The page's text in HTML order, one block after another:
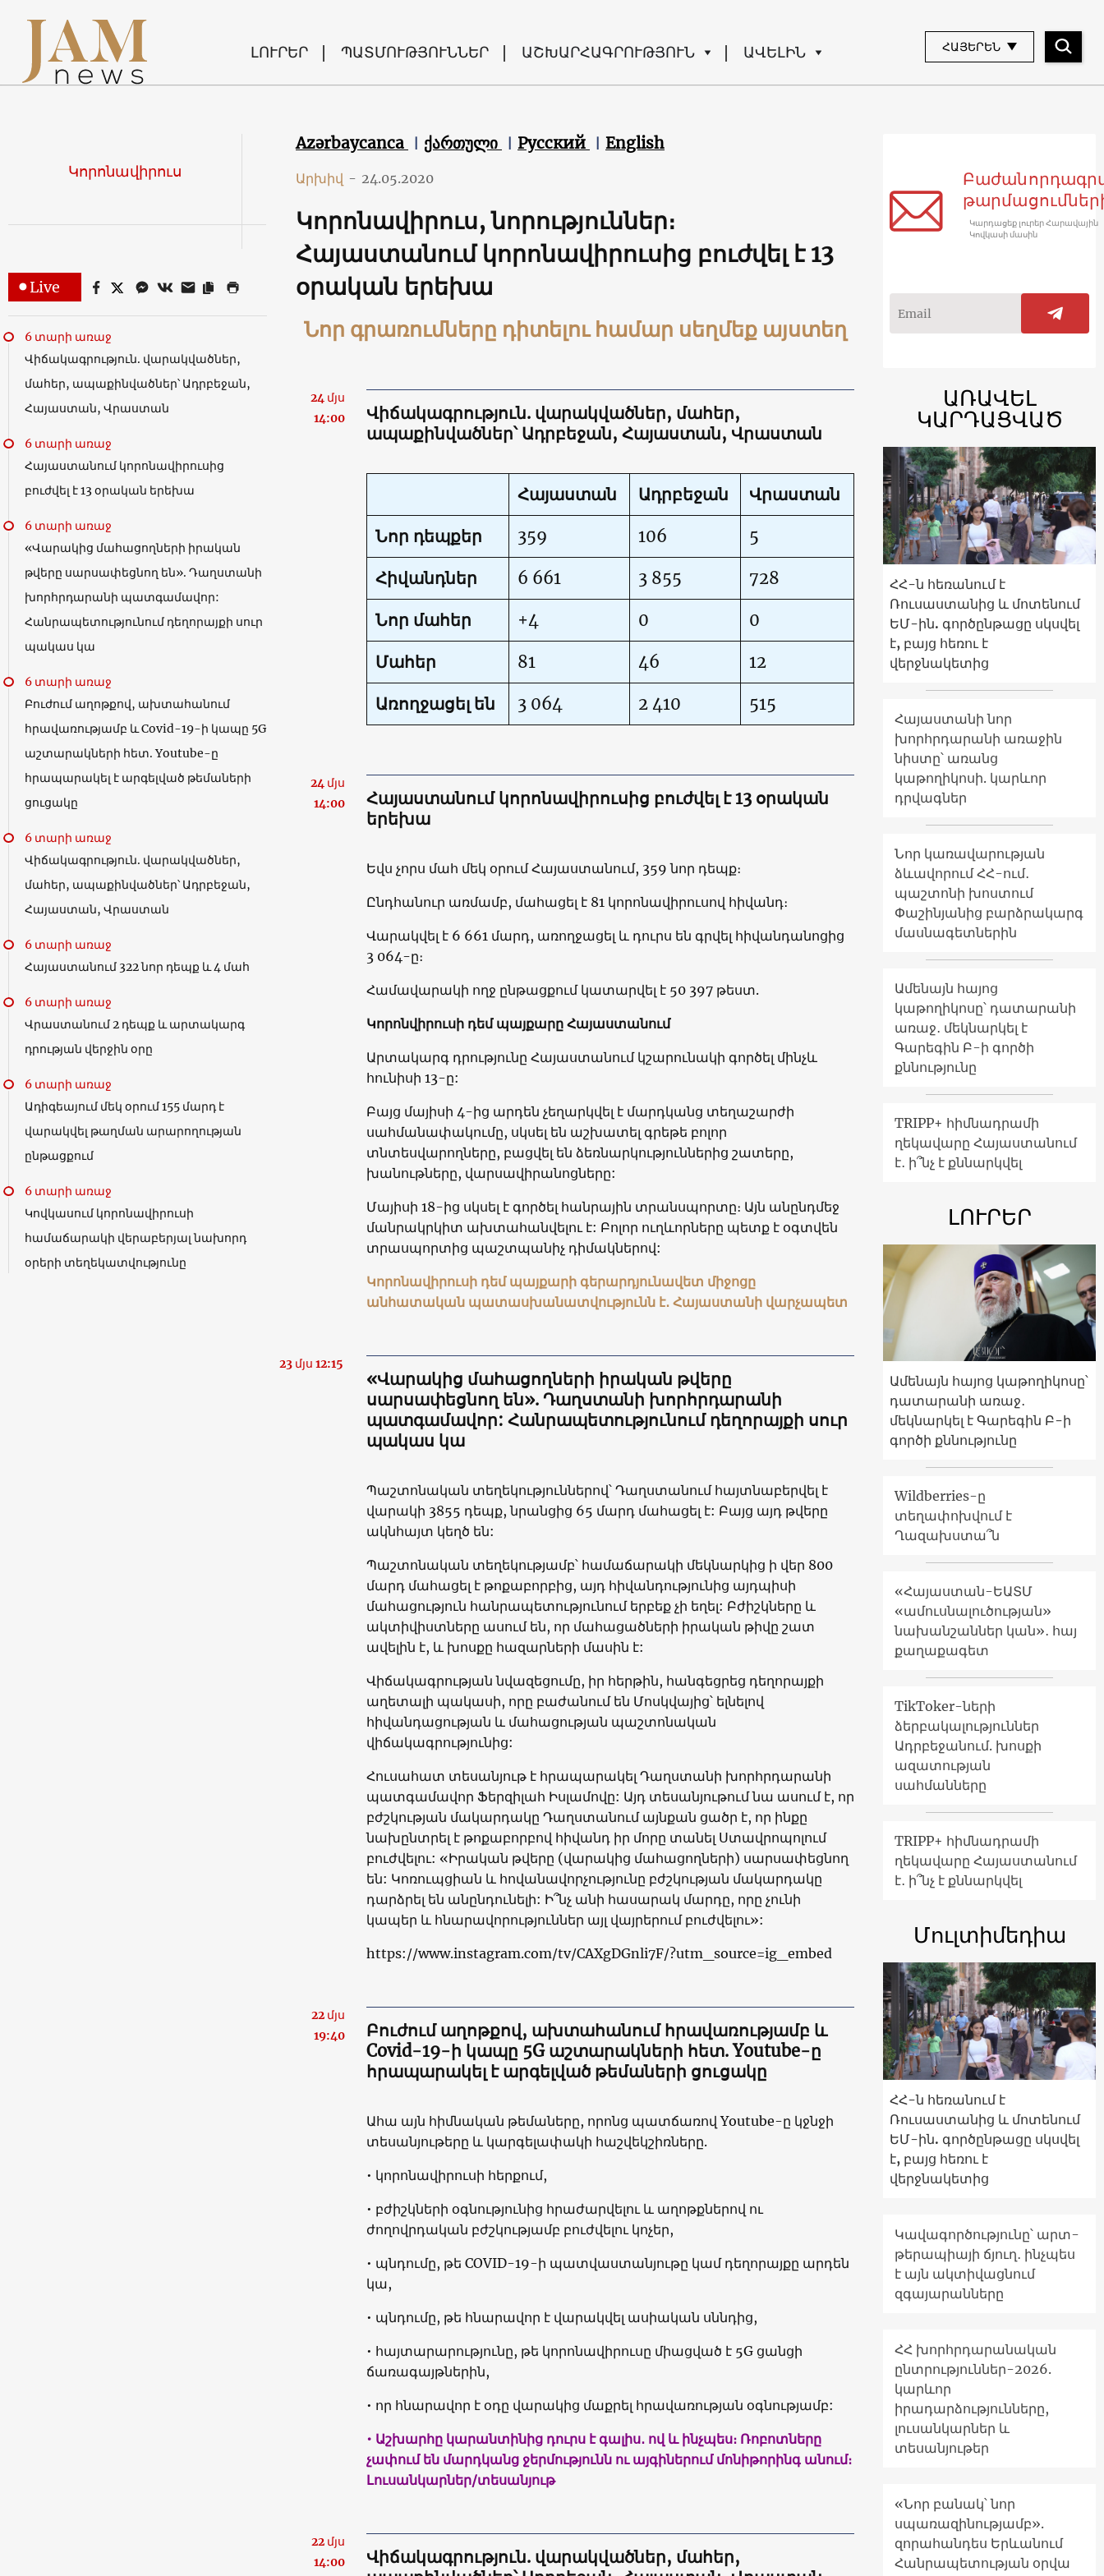
ԼՈՒՐԵՐ ՊԱՏՄՈՒԹՅՈՒՆՆԵՐ ԱՇԽԱՐՀԱԳՐՈՒԹՅՈՒՆ ԱՎԵԼԻՆ ՀԱՅԵՐԵՆ
Կորոնավիրուս
Live
6 տարի առաջ
Վիճակագրություն. վարակվածներ,
մահեր, ապաքինվածներ՝ Ադրբեջան,
Հայաստան, Վրաստան
6 տարի առաջ
Հայաստանում կորոնավիրուսից
բուժվել է 13 օրական երեխա
6 տարի առաջ
«Վարակից մահացողների իրական
թվերը սարսափեցնող են». Դաղստանի
խորհրդարանի պատգամավոր:
Հանրապետությունում դեղորայքի սուր
պակաս կա
6 տարի առաջ
Բուժում աղոթքով, ախտահանում
հրավառությամբ և Covid-19-ի կապը 5G
աշտարակների հետ. Youtube-ը
հրապարակել է արգելված թեմաների
ցուցակը
6 տարի առաջ
Վիճակագրություն. վարակվածներ,
մահեր, ապաքինվածներ՝ Ադրբեջան,
Հայաստան, Վրաստան
6 տարի առաջ
Հայաստանում 322 նոր դեպք և 4 մահ
6 տարի առաջ
Վրաստանում 2 դեպք և արտակարգ
դրության վերջին օրը
6 տարի առաջ
Ադիգեայում մեկ օրում 155 մարդ է
վարակվել թաղման արարողության
ընթացքում
6 տարի առաջ
Կովկասում կորոնավիրուսի
համաճարակի վերաբերյալ նախորդ
օրերի տեղեկատվությունը
Azərbaycanca ქართული Русский English
Արխիվ - 24.05.2020
Կորոնավիրուս, նորություններ։
Հայաստանում կորոնավիրուսից բուժվել է 13
օրական երեխա
Նոր գրառումները դիտելու համար սեղմեք այստեղ
24 մյս
14:00
Վիճակագրություն. վարակվածներ, մահեր,
ապաքինվածներ՝ Ադրբեջան, Հայաստան, Վրաստան
Հայաստան Ադրբեջան Վրաստան
Նոր դեպքեր 359 106 5
Հիվանդներ 6 661 3 855 728
Նոր մահեր +4 0 0
Մահեր 81 46 12
Առողջացել են 3 064 2 410 515
24 մյս
14:00
Հայաստանում կորոնավիրուսից բուժվել է 13 օրական
երեխա
Եվս չորս մահ մեկ օրում Հայաստանում, 359 նոր դեպք։
Ընդհանուր առմամբ, մահացել է 81 կորոնավիրուսով հիվանդ։
Վարակվել է 6 661 մարդ, առողջացել և դուրս են գրվել հիվանդանոցից
3 064-ը։
Համավարակի ողջ ընթացքում կատարվել է 50 397 թեստ.
Կորոնվիրուսի դեմ պայքարը Հայաստանում
Արտակարգ դրությունը Հայաստանում կշարունակի գործել մինչև
հունիսի 13-ը:
Բայց մայիսի 4-ից արդեն չեղարկվել է մարդկանց տեղաշարժի
սահմանափակումը, սկսել են աշխատել գրեթե բոլոր
տնտեսվարողները, բացվել են ձեռնարկություններից շատերը,
խանութները, վարսավիրանոցները:
Մայիսի 18-ից սկսել է գործել հանրային տրանսպորտը։ Այն անընդմեջ
մանրակրկիտ ախտահանվելու է: Բոլոր ուղևորները պետք է օգտվեն
տրասպորտից պաշտպանիչ դիմակներով:
Կորոնավիրուսի դեմ պայքարի գերարդյունավետ միջոցը
անհատական պատասխանատվությունն է․ Հայաստանի վարչապետ
23 մյս 12:15
«Վարակից մահացողների իրական թվերը
սարսափեցնող են». Դաղստանի խորհրդարանի
պատգամավոր: Հանրապետությունում դեղորայքի սուր
պակաս կա
Պաշտոնական տեղեկություններով՝ Դաղստանում հայտնաբերվել է
վարակի 3855 դեպք, նրանցից 65 մարդ մահացել է: Բայց այդ թվերը
ակնհայտ կեղծ են:
Պաշտոնական տեղեկությամբ՝ համաճարակի մեկնարկից ի վեր 800
մարդ մահացել է թոքաբորբից, այդ հիվանդությունից այդպիսի
մահացություն հանրապետությունում երբեք չի եղել: Բժիշկները և
ակտիվիստները ասում են, որ մահացածների իրական թիվը շատ
ավելին է, և խոսքը հազարների մասին է:
Վիճակագրության նվազեցումը, իր հերթին, հանգեցրեց դեղորայքի
աղետալի պակասի, որը բաժանում են Մոսկվայից՝ ելնելով
հիվանդացության և մահացության պաշտոնական
վիճակագրությունից:
Հուսահատ տեսանյութ է հրապարակել Դաղստանի խորհրդարանի
պատգամավոր Ֆերզիլահ Իսլամովը: Այդ տեսանյութում նա ասում է, որ
բժշկության մակարդակը Դաղստանում այնքան ցածր է, որ ինքը
նախընտրել է թոքաբորբով հիվանդ իր մորը տանել Ստավրոպոլում
բուժվելու: «Իրական թվերը (վարակից մահացողների) սարսափեցնող
են: Կոռուպցիան և հովանավորչությունը բժշկության մակարդակը
դարձրել են անընդունելի: Ի՞նչ անի հասարակ մարդը, որը չունի
կապեր և հնարավորություններ այլ վայրերում բուժվելու»:
https://www.instagram.com/tv/CAXgDGnli7F/?utm_source=ig_embed
22 մյս
19:40
Բուժում աղոթքով, ախտահանում հրավառությամբ և
Covid-19-ի կապը 5G աշտարակների հետ. Youtube-ը
հրապարակել է արգելված թեմաների ցուցակը
Ահա այն հիմնական թեմաները, որոնց պատճառով Youtube-ը կջնջի
տեսանյութերը և կարգելափակի հաշվեկշիռները.
• կորոնավիրուսի հերքում,
• բժիշկների օգնությունից հրաժարվելու և աղոթքներով ու
ժողովրդական բժշկությամբ բուժվելու կոչեր,
• պնդումը, թե COVID-19-ի պատվաստանյութը կամ դեղորայքը արդեն
կա,
• պնդումը, թե հնարավոր է վարակվել ասիական սննդից,
• հայտարարությունը, թե կորոնավիրուսը միացված է 5G ցանցի
ճառագայթներին,
• որ հնարավոր է օդը վարակից մաքրել հրավառության օգնությամբ:
• Աշխարհը կարանտինից դուրս է գալիս․ ով և ինչպես։ Ռոբոտները
չափում են մարդկանց ջերմությունն ու այգիներում մոնիթորինգ անում։
Լուսանկարներ/տեսանյութ
22 մյս
14:00
Վիճակագրություն. վարակվածներ, մահեր,
Կարդացեք լուրեր Հարավային
Կովկասի մասին
ԱՌԱՎԵԼ
ԿԱՐԴԱՑՎԱԾ
ՀՀ-ն հեռանում է
Ռուսաստանից և մոտենում
ԵՄ-ին. գործընթացը սկսվել
է, բայց հեռու է
վերջնակետից
Հայաստանի նոր
խորհրդարանի առաջին
նիստը՝ առանց
կաթողիկոսի. կարևոր
դրվագներ
Նոր կառավարության
ձևավորում ՀՀ-ում․
պաշտոնի խոստում
Փաշինյանից բարձրակարգ
մասնագետներին
Ամենայն հայոց
կաթողիկոսը՝ դատարանի
առաջ․ մեկնարկել է
Գարեգին Բ-ի գործի
քննությունը
TRIPP+ հիմնադրամի
ղեկավարը Հայաստանում
է․ ի՞նչ է քննարկվել
ԼՈՒՐԵՐ
Ամենայն հայոց կաթողիկոսը՝
դատարանի առաջ․
մեկնարկել է Գարեգին Բ-ի
գործի քննությունը
Wildberries-ը
տեղափոխվում է
Ղազախստա՞ն
«Հայաստան-ԵԱՏՄ
«ամուսնալուծության»
նախանշաններ կան»․ հայ
քաղաքագետ
TikToker-ների
ձերբակալություններ
Ադրբեջանում. խոսքի
ազատության
սահմանները
TRIPP+ հիմնադրամի
ղեկավարը Հայաստանում
է․ ի՞նչ է քննարկվել
Մուլտիմեդիա
ՀՀ-ն հեռանում է
Ռուսաստանից և մոտենում
ԵՄ-ին. գործընթացը սկսվել
է, բայց հեռու է
վերջնակետից
Կավագործությունը՝ արտ-
թերապիայի ճյուղ․ ինչպես
է այն ակտիվացնում
զգայարանները
ՀՀ խորհրդարանական
ընտրություններ-2026.
կարևոր
իրադարձությունները,
լուսանկարներ և
տեսանյութեր
«Նոր բանակ՝ նոր
սպառազինությամբ».
զորահանդես Երևանում
Հանրապետության օրվա